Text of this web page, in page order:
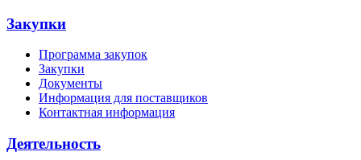
Закупки
Программа закупок
Закупки
Документы
Информация для поставщиков
Контактная информация
Деятельность